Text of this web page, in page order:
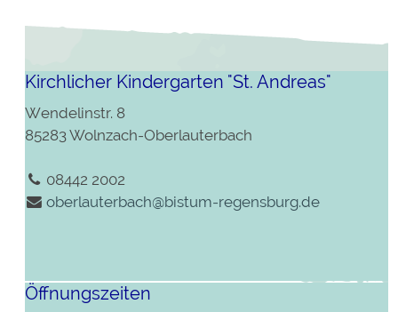
Kirchlicher Kindergarten "St. Andreas"
Wendelinstr. 8
85283 Wolnzach-Oberlauterbach
08442 2002
oberlauterbach@bistum-regensburg.de
Öffnungszeiten